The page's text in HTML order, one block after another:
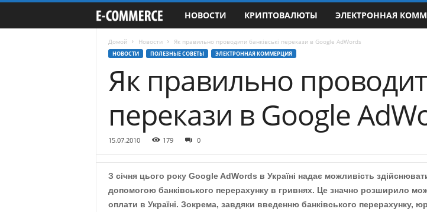
-
o
m
НОВОСТИ КРИПТОВАЛЮТЫ ЭЛЕКТРОННАЯ
Домой Новости Як правильно проводити банківські перекази в Google AdWords
НОВОСТИ ПОЛЕЗНЫЕ СОВЕТЫ ЭЛЕКТРОННАЯ КОММЕРЦИЯ
Як правильно
перекази в Google
15.07.2010 179 0
З січня цього року Google AdWords в Україні надає можливість
допомогою банківського перерахунку в гривнях. Це значно розширило
оплати в Україні. Зокрема, завдяки введенню банківського перерахунку,